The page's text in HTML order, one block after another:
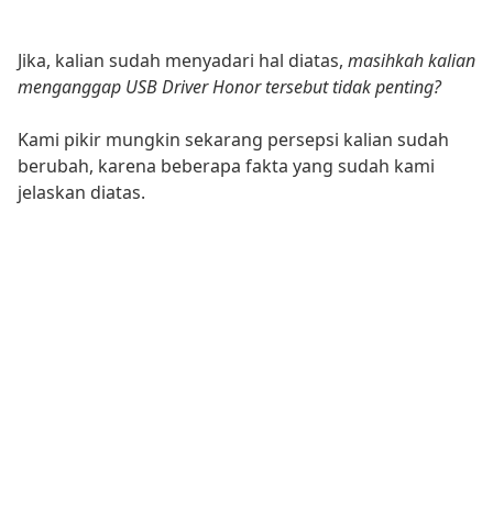
Jika, kalian sudah menyadari hal diatas, masihkah kalian
menganggap USB Driver Honor tersebut tidak penting?
Kami pikir mungkin sekarang persepsi kalian sudah
berubah, karena beberapa fakta yang sudah kami
jelaskan diatas.